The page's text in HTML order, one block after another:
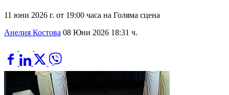
11 юни 2026 г. от 19:00 часа на Голяма сцена
Анелия Костова 08 Юни 2026 18:31 ч.